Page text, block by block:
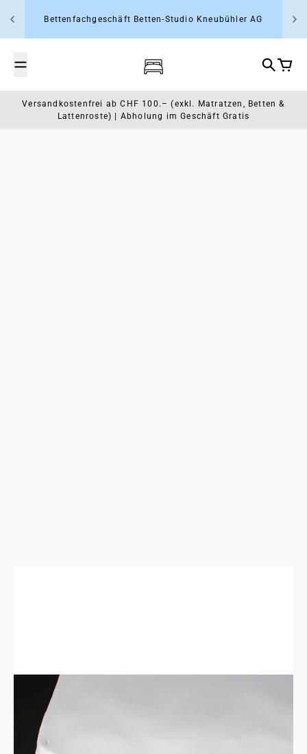
Bettenfachgeschäft Betten-Studio Kneubühler AG
Wasserbett- und Schlafcenter
Suche
Versandkostenfrei ab CHF 100.– (exkl. Matratzen, Betten &
Lattenroste) | Abholung im Geschäft Gratis